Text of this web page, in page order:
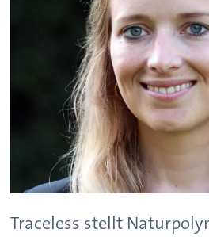
Traceless stellt